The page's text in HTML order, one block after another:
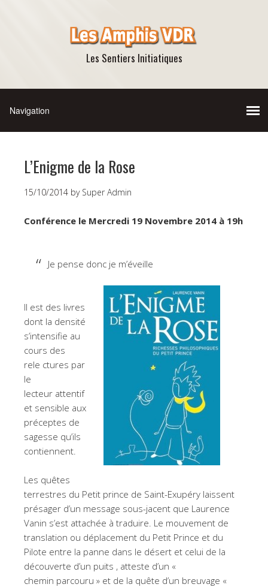
Les Sentiers Initiatiques
L’Enigme de la Rose
15/10/2014 by Super Admin
Conférence le Mercredi 19 Novembre 2014 à 19h
Je pense donc je m’éveille
Il est des livres
dont la densité
s’intensifie au
cours des
rele ctures par
le
lecteur attentif
et sensible aux
préceptes de
sagesse qu’ils
contiennent.
Les quêtes
terrestres du Petit prince de Saint-Exupéry laissent
présager d’un message sous-jacent que Laurence
Vanin s’est attachée à traduire. Le mouvement de
translation ou déplacement du Petit Prince et du
Pilote entre la panne dans le désert et celui de la
découverte d’un puits , atteste d’un «
chemin parcouru » et de la quête d’un breuvage «